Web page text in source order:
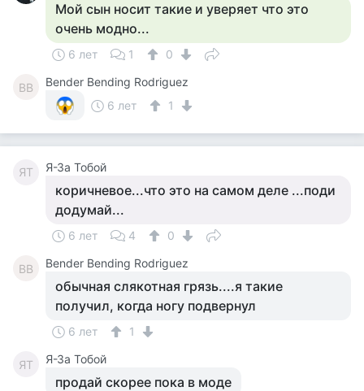
Мой сын носит такие и уверяет что это
очень модно...
6 лет 1 0
BB
Bender Bending Rodriguez
6 лет
1
ЯТ Я-За Тобой
коричневое...что это на самом деле ...поди
додумай...
6 лет 4 0
BB Bender Bending Rodriguez
обычная слякотная грязь....я такие
получил, когда ногу подвернул
6 лет 1
ЯТ Я-За Тобой
продай скорее пока в моде